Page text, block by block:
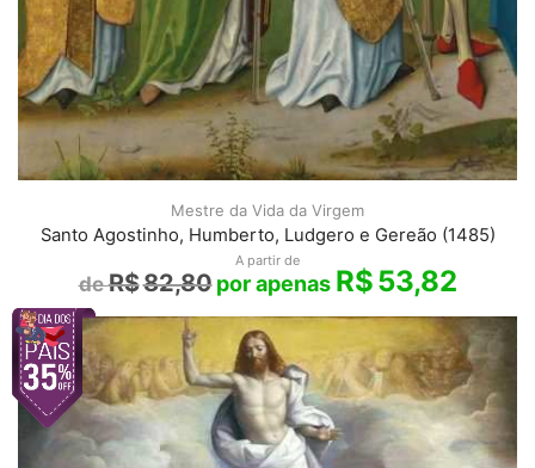
Mestre da Vida da Virgem
Santo Agostinho, Humberto, Ludgero e Gereão (1485)
A partir de
R$82,80 R$53,82